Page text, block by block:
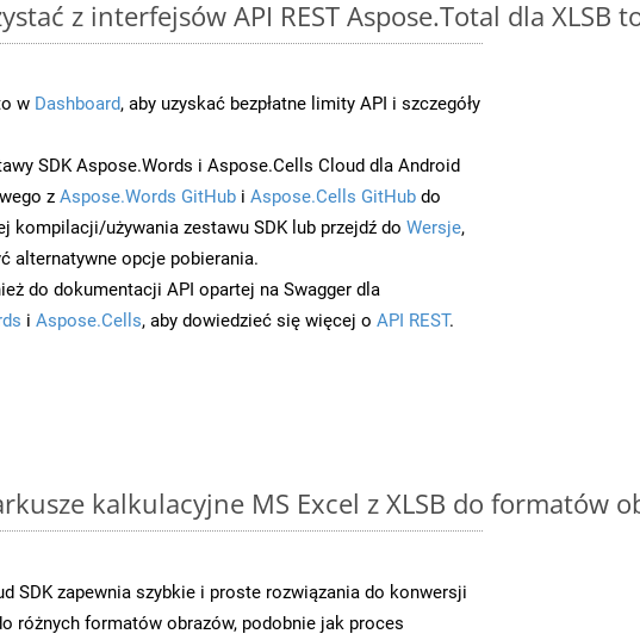
z interfejsów API REST Aspose.Total dla XLSB
w Dashboard, aby uzyskać bezpłatne limity API i szczegóły
SDK Aspose.Words i Aspose.Cells Cloud dla Android
z Aspose.Words GitHub i Aspose.Cells GitHub do
kompilacji/używania zestawu SDK lub przejdź do Wersje,
alternatywne opcje pobierania.
do dokumentacji API opartej na Swagger dla
i Aspose.Cells, aby dowiedzieć się więcej o API REST.
kalkulacyjne MS Excel z XLSB do formatów
SDK zapewnia szybkie i proste rozwiązania do konwersji
różnych formatów obrazów, podobnie jak proces